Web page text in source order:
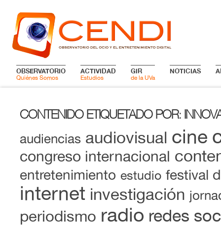
OBSERVATORIO
Quiénes Somos
ACTIVIDAD
Estudios
GIR
de la UVa
NOTICIAS
CONTENIDO ETIQUETADO POR:
audiencias audiovisual cine
congreso internacional
entretenimiento estudio festival
internet investigación
periodismo radio redes